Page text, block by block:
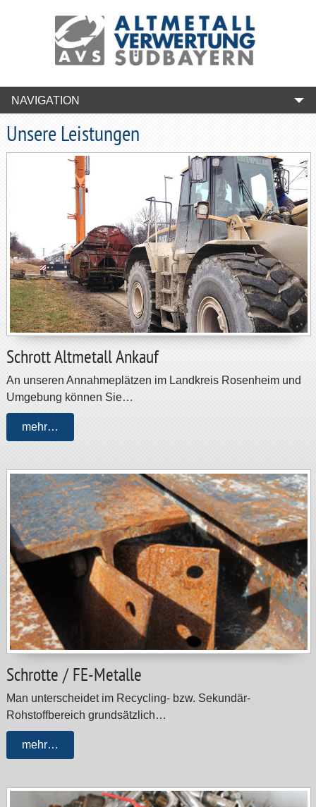
NAVIGATION
Unsere Leistungen
Schrott Altmetall Ankauf
An unseren Annahmeplätzen im Landkreis Rosenheim und
Umgebung können Sie…
mehr…
Schrotte / FE-Metalle
Man unterscheidet im Recycling- bzw. Sekundär-
Rohstoffbereich grundsätzlich…
mehr…